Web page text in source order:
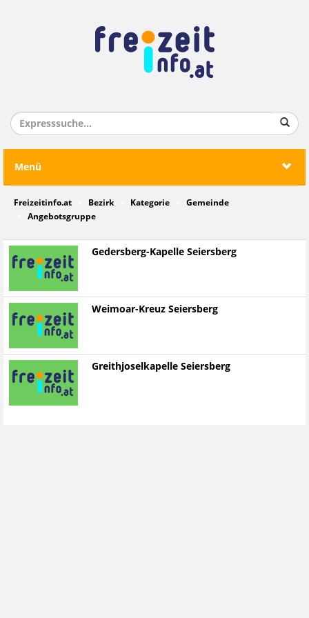
Menü
Freizeitinfo.at Bezirk Kategorie
Gemeinde
Angebotsgruppe
Gedersberg-Kapelle Seiersberg
Weimoar-Kreuz Seiersberg
Greithjoselkapelle Seiersberg